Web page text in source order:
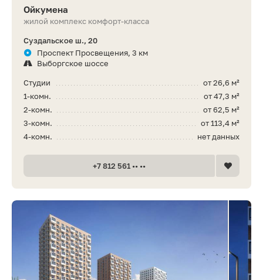
Ойкумена
жилой комплекс комфорт-класса
Суздальское ш., 20
Проспект Просвещения, 3 км
Выборгское шоссе
от 26,6 м²
Студии
от 47,3 м²
1-комн.
от 62,5 м²
2-комн.
от 113,4 м²
3-комн.
нет данных
4-комн.
+7 812 561 •• ••